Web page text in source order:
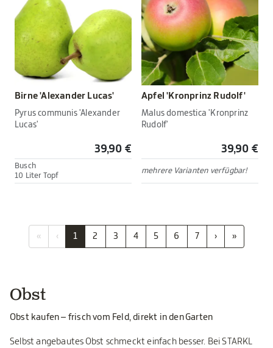
Birne 'Alexander Lucas'
Pyrus communis 'Alexander
Lucas'
39,90 €
Busch
10 Liter Topf
Apfel 'Kronprinz Rudolf'
Malus domestica 'Kronprinz
Rudolf'
39,90 €
mehrere Varianten verfügbar!
« ‹ 1 2 3 4 5 6 7 › »
Obst
Obst kaufen – frisch vom Feld, direkt in den Garten
Selbst angebautes Obst schmeckt einfach besser. Bei STARKL